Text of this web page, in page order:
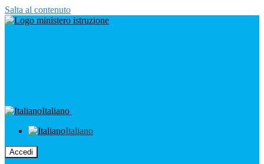
Salta al contenuto
Italiano
Italiano
Accedi